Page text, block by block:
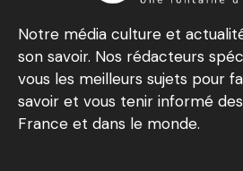
Notre média culture et
son savoir. Nos rédacteurs
vous les meilleurs sujets pour
savoir et vous tenir informé
France et dans le monde.